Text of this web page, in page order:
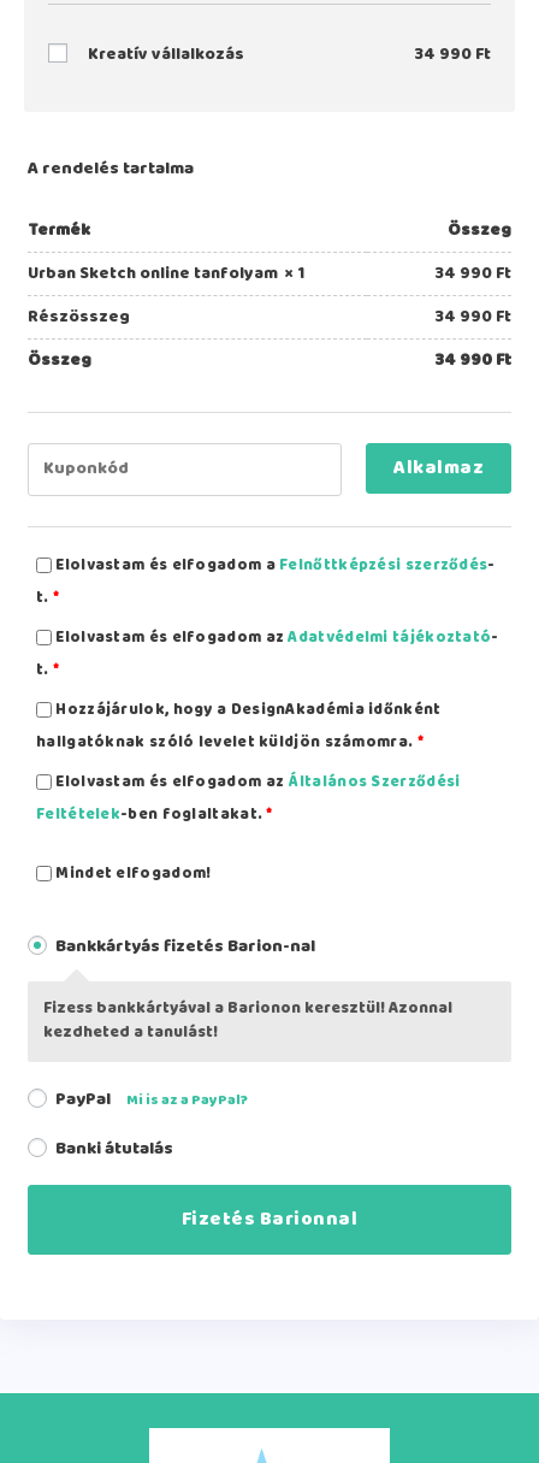
Kreatív vállalkozás 34 990Ft
A rendelés tartalma
Termék
Összeg
Urban Sketch online tanfolyam × 1 34 990Ft
Részösszeg
34 990Ft
Összeg
34 990Ft
Alkalmaz
Elolvastam és elfogadom aFelnőttképzési szerződés-
t.*
Elolvastam és elfogadom azAdatvédelmi tájékoztató-
t.*
Hozzájárulok, hogy a DesignAkadémia időnként
hallgatóknak szóló levelet küldjön számomra.*
Elolvastam és elfogadom az Általános Szerződési
Feltételek-ben foglaltakat.*
Mindet elfogadom!
Bankkártyás fizetés Barion-nal
Fizess bankkártyával a Barionon keresztül! Azonnal
kezdheted a tanulást!
PayPal Mi is az a PayPal?
Banki átutalás
Fizetés Barionnal